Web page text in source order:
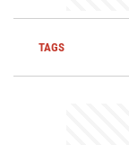
TAGS